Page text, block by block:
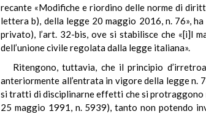
recante «Modifiche e riordino delle norme di
lettera b), della legge 20 maggio 2016, n. 76»,
privato), l’art. 32-bis, ove si stabilisce che «[i]l
dell’unione civile regolata dalla legge italiana».
Ritengono, tuttavia, che il principio
anteriormente all’entrata in vigore della legge n.
si tratti di disciplinarne effetti che si protraggono
25 maggio 1991, n. 5939), tanto non potendo